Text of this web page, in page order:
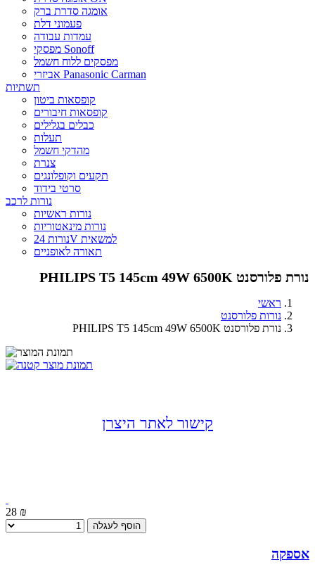
אומגה סדרת ברק
פעמוני דלת
עמדות עבודה
מפסקי Sonoff
מפסקים ללוח חשמל
אביזרי Panasonic Carman
תשתיות
קופסאות ביטון
קופסאות חיבורים
כבלים בגלילים
תעלות
מהדקי חשמל
צנרת
תקעים וקופלונגים
סרטי בידוד
נורות לרכב
נורות ראשיות
נורות מינאטוריות
נורות 24V למשאית
תאורה לאופניים
נורת פלורסנט PHILIPS T5 145cm 49W 6500K
ראשי
נורות פלורסנט
נורת פלורסנט PHILIPS T5 145cm 49W 6500K
קישור לאתר היצרן
28 ₪
הוסף לעגלה
אספקה